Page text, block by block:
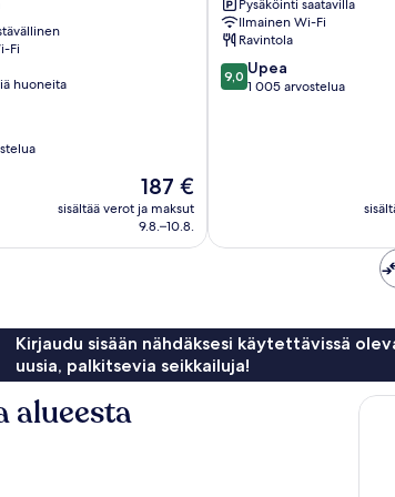
Fi
huoneita
Hinta
on
187 €
187 €
sisältää verot ja maksut
9.8.–10.8.
Pysäköinti saatavilla
Ilmainen Wi-Fi
Ravintola
9.0
kautta
9,0 Upea
1 005 arvostelua
Kirjaudu sisään nähdäksesi käytettävissä
uusia, palkitsevia seikkailuja!
alueesta